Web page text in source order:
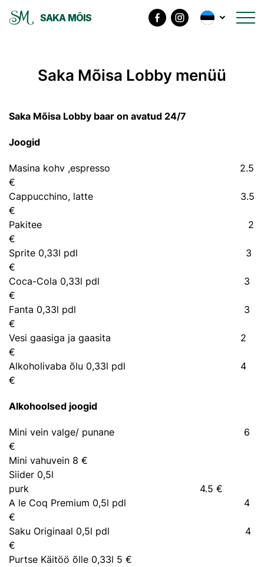
SAKA MÕIS
Saka Mõisa Lobby menüü
Saka Mõisa Lobby baar on avatud 24/7
Joogid
Masina kohv ,espresso 2.5
€
Cappucchino, latte 3.5
€
Pakitee 2
€
Sprite 0,33l pdl 3
€
Coca-Cola 0,33l pdl 3
€
Fanta 0,33l pdl 3
€
Vesi gaasiga ja gaasita 2
€
Alkoholivaba õlu 0,33l pdl 4
€
Alkohoolsed joogid
Mini vein valge/ punane 6
€
Mini vahuvein 8 €
Siider 0,5l
purk 4.5 €
A le Coq Premium 0,5l pdl 4
€
Saku Originaal 0,5l pdl 4
€
Purtse Käitöö õlle 0,33l 5 €